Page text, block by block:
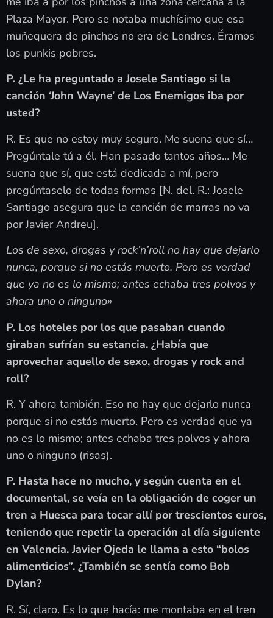
Plaza Mayor. Pero se notaba muchísimo que esa
muñequera de pinchos no era de Londres. Éramos
los punkis pobres.
P. ¿Le ha preguntado a Josele Santiago si la
canción ‘John Wayne’ de Los Enemigos iba por
usted?
R. Es que no estoy muy seguro. Me suena que sí…
Pregúntale tú a él. Han pasado tantos años… Me
suena que sí, que está dedicada a mí, pero
pregúntaselo de todas formas [N. del. R.: Josele
Santiago asegura que la canción de marras no va
por Javier Andreu].
Los de sexo, drogas y rock’n’roll no hay que dejarlo
nunca, porque si no estás muerto. Pero es verdad
que ya no es lo mismo; antes echaba tres polvos y
ahora uno o ninguno»
P. Los hoteles por los que pasaban cuando
giraban sufrían su estancia. ¿Había que
aprovechar aquello de sexo, drogas y rock and
roll?
R. Y ahora también. Eso no hay que dejarlo nunca
porque si no estás muerto. Pero es verdad que ya
no es lo mismo; antes echaba tres polvos y ahora
uno o ninguno (risas).
P. Hasta hace no mucho, y según cuenta en el
documental, se veía en la obligación de coger un
tren a Huesca para tocar allí por trescientos euros,
teniendo que repetir la operación al día siguiente
en Valencia. Javier Ojeda le llama a esto “bolos
alimenticios”. ¿También se sentía como Bob
Dylan?
R. Sí, claro. Es lo que hacía: me montaba en el tren